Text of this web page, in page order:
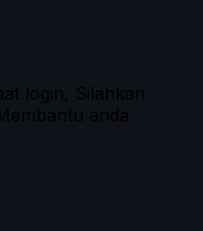
login, Silahkan
anda